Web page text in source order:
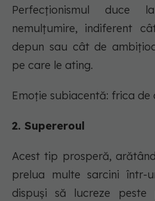
Perfecționismul duce
nemulțumire, indiferent
depun sau cât de
pe care le ating.
Emoție subiacentă: frica
2. Supereroul
Acest tip prosperă,
prelua multe sarcini într-
dispuși să lucreze